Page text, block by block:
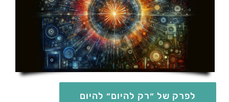
לפרק של ״רק להיום״ להיום